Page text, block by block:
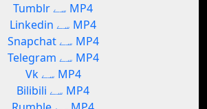
Tumblr سے MP4
Linkedin سے MP4
Snapchat سے MP4
Telegram سے MP4
Vk سے MP4
Bilibili سے MP4